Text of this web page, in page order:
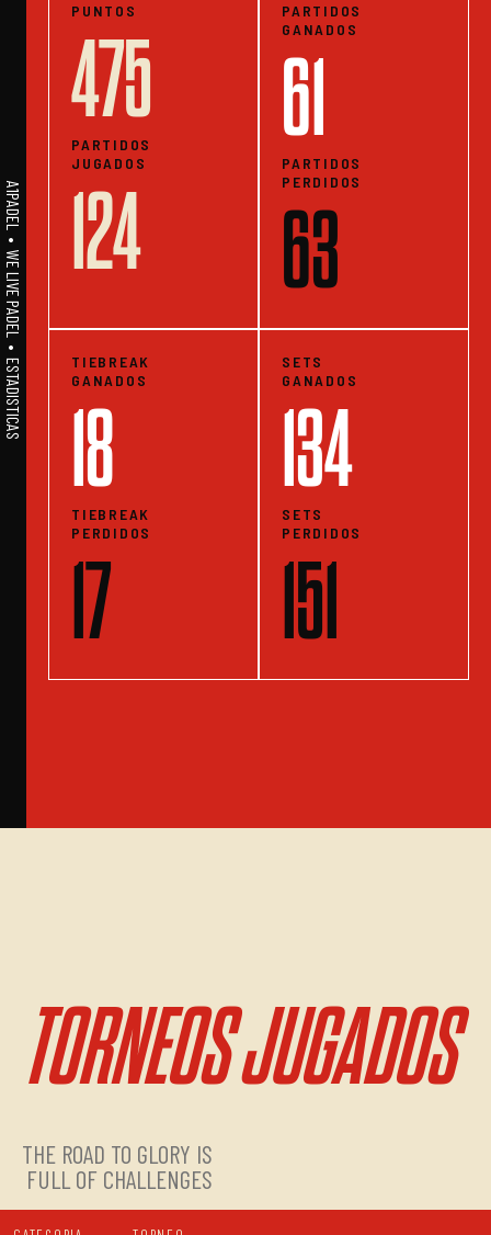
A1PADEL • WE LIVE PADEL • ESTADISTICAS
PUNTOS
475
PARTIDOS
JUGADOS
124
PARTIDOS
GANADOS
61
PARTIDOS
PERDIDOS
63
TIEBREAK
GANADOS
18
TIEBREAK
PERDIDOS
17
SETS
GANADOS
134
SETS
PERDIDOS
151
TORNEOS JUGADOS
THE ROAD TO GLORY IS
FULL OF CHALLENGES